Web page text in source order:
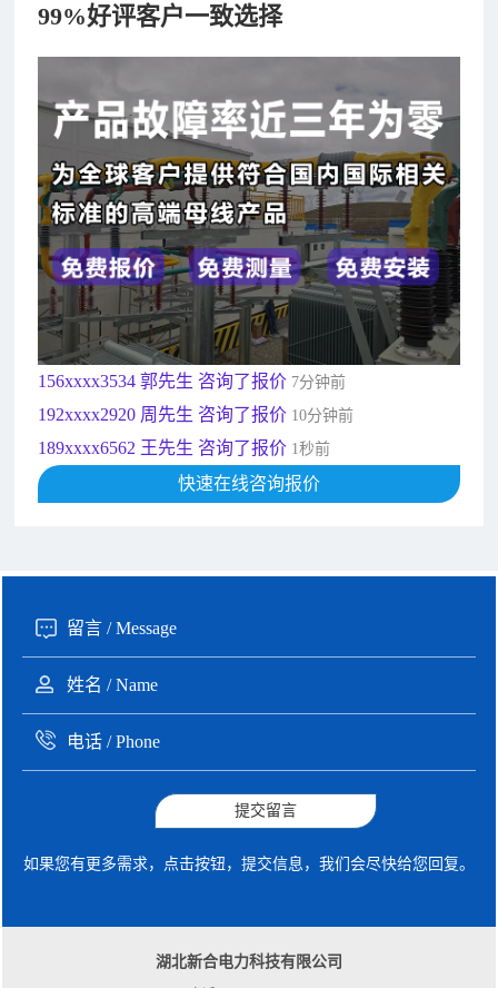
99%好评客户一致选择
182xxxx4350 秦女士 咨询了报价 7分钟前
156xxxx3534 郭先生 咨询了报价 7分钟前
192xxxx2920 周先生 咨询了报价10分钟前
189xxxx6562 王先生 咨询了报价1秒前
190xxxx3508 徐女士 咨询了报价5秒前
135xxxx6654 张先生 咨询了报价1分钟前
181xxxx7531 苟先生 咨询了报价
182xxxx4350 秦女士 咨询了报价7分钟前
156xxxx3534 郭先生 咨询了报价 7分钟前
192xxxx2920 周先生 咨询了报价 10分钟前
189xxxx6562 王先生 咨询了报价 1秒前
190xxxx3508 徐女士 咨询了报价5秒前
快速在线咨询报价
提交留言
如果您有更多需求，点击按钮，提交信息，我们会尽快给您回复。
湖北新合电力科技有限公司